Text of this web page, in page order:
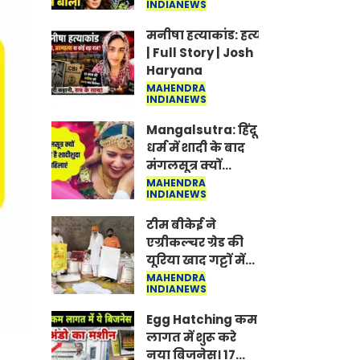
Jantar-Mantar |
CJP protest
INDIANEWS
मनीषा हत्याकांड: हत्या, आत्महत्या या
| Full Story | Josh
Haryana
MAHENDRA
INDIANEWS
Mangalsutra: हिंदू
धर्म में शादी के बाद
मंगलसूत्र क्यों
पहनती है महिलाएं,
किसने शुरु की ये
परंपरा
MAHENDRA
INDIANEWS
टीम बीकेई ने
एग्रीकल्चर ग्रेड की
यूरिया खाद गट्टों में
बदलकर टेक्निकल
ग्रेड में बेचने वालों पर
करवाई कार्रवाई:
लखविंदर सिंह
औलख
MAHENDRA
INDIANEWS
Egg Hatching कम
लागत में शुरू करे
नया बिजनेस। 17